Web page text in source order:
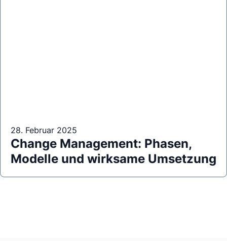
28. Februar 2025
Change Management: Phasen,
Modelle und wirksame Umsetzung